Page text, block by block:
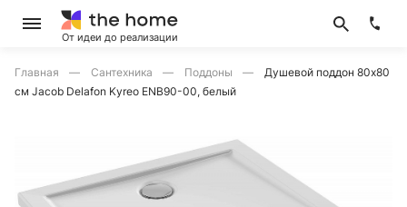
От идеи до реализации
Главная Сантехника Поддоны
Душевой поддон 80х80
см Jacob Delafon Kyreo ENB90-00, белый